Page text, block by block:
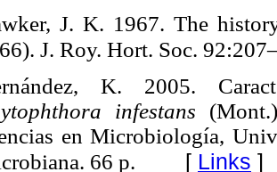
J. K. 1967. The
J. Roy. Hort. Soc.
K. 2005.
infestans
en Microbiología,
66 p. [ Links ]